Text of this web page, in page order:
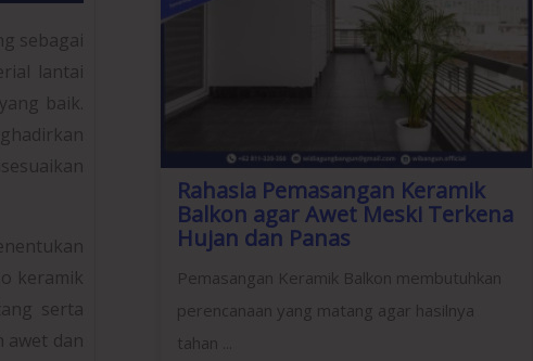
sebagai
lantai
baik.
keramik
serta
awet dan
Rahasia Pemasangan Keramik
Balkon agar Awet Meski Terkena
Hujan dan Panas
Pemasangan Keramik Balkon membutuhkan
perencanaan yang matang agar hasilnya
tahan ...